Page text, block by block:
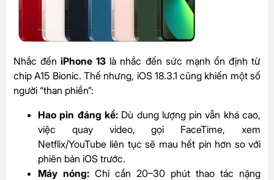
Nhắc đếniPhone 13 là nhắc đến sức mạnh ổn định từ
chip A15 Bionic. Thế nhưng, iOS 18.3.1 cũng khiến một số
người “than phiền”:
Hao pin đáng kể:Dù dung lượng pin vẫn khá cao,
việc quay video, gọi FaceTime, xem
Netflix/YouTube liên tục sẽ mau hết pin hơn so với
phiên bản iOS trước.
Máy nóng: Chỉ cần 20–30 phút thao tác nặng